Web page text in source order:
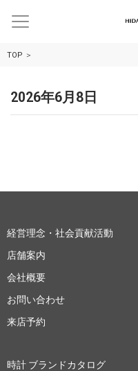
TOP
2026年6月8日
経営理念・社会貢献活動
店舗案内
会社概要
お問い合わせ
来店予約
時計 ブランドカタログ